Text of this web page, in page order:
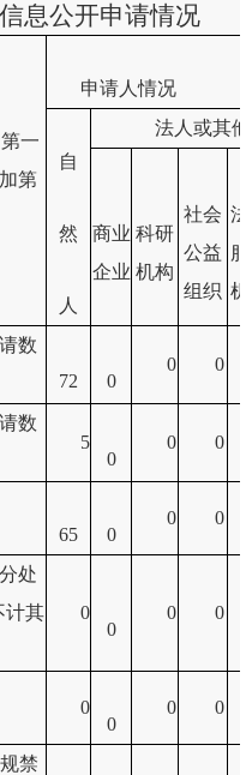
息公开申请情况
一
第
申请人情况
自
然
人
法人或其
商业
企业
科研
机构
社会
公益
组织
数
72 0
0 0
数
5
0
0 0
65
0
0 0
处
计其
0
0
0 0
0
0
0 0
禁